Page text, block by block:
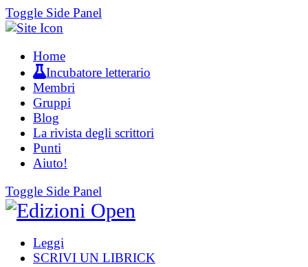
Toggle Side Panel
Home
Incubatore letterario
Membri
Gruppi
Blog
La rivista degli scrittori
Punti
Aiuto!
Toggle Side Panel
Leggi
SCRIVI UN LIBRICK